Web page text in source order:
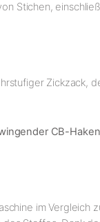
Stichen,
Zickzack,
CB-
im Vergleich